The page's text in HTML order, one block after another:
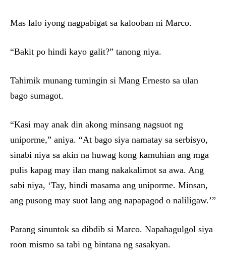
Mas lalo iyong nagpabigat sa kalooban ni Marco.
“Bakit po hindi kayo galit?” tanong niya.
Tahimik munang tumingin si Mang Ernesto sa ulan
bago sumagot.
“Kasi may anak din akong minsang nagsuot ng
uniporme,” aniya. “At bago siya namatay sa serbisyo,
sinabi niya sa akin na huwag kong kamuhian ang mga
pulis kapag may ilan mang nakakalimot sa awa. Ang
sabi niya, ‘Tay, hindi masama ang uniporme. Minsan,
ang pusong may suot lang ang napapagod o naliligaw.’”
Parang sinuntok sa dibdib si Marco. Napahagulgol siya
roon mismo sa tabi ng bintana ng sasakyan.